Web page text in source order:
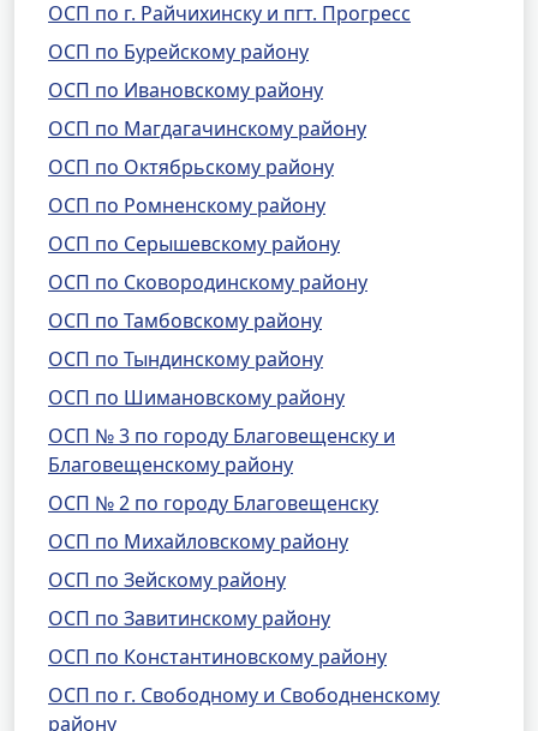
ОСП по г. Райчихинску и пгт. Прогресс
ОСП по Бурейскому району
ОСП по Ивановскому району
ОСП по Магдагачинскому району
ОСП по Октябрьскому району
ОСП по Ромненскому району
ОСП по Серышевскому району
ОСП по Сковородинскому району
ОСП по Тамбовскому району
ОСП по Тындинскому району
ОСП по Шимановскому району
ОСП № 3 по городу Благовещенску и
Благовещенскому району
ОСП № 2 по городу Благовещенску
ОСП по Михайловскому району
ОСП по Зейскому району
ОСП по Завитинскому району
ОСП по Константиновскому району
ОСП по г. Свободному и Свободненскому
району